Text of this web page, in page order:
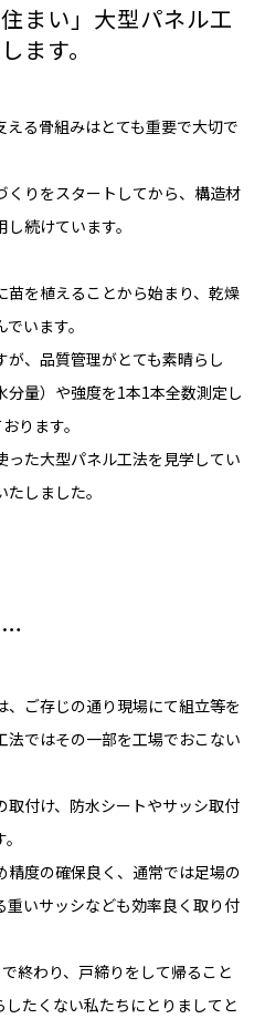
まい」大型パネル工
ます。
る骨組みはとても重要で大切で
くりをスタートしてから、構造材
続けています。
苗を植えることから始まり、乾燥
います。
、品質管理がとても素晴らし
分量）や強度を1本1本全数測定し
ります。
た大型パネル工法を見学してい
しました。
…
、ご存じの通り現場にて組立等を
法ではその一部を工場でおこない
付け、防水シートやサッシ取付
精度の確保良く、通常では足場の
重いサッシなども効率良く取り付
終わり、戸締りをして帰ること
たくない私たちにとりましてと